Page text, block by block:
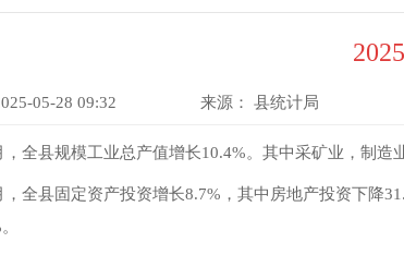
05-28 09:32 来源： 县统计局
，全县规模工业总产值增长10.4%。其中采矿业，制造
，全县固定资产投资增长8.7%，其中房地产投资下降